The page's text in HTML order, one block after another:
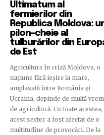
Ultimatum al
fermierilor din
Republica Moldova:
pilon-cheie al
tulburărilor din
de Est
Agricultura în criză Moldova, o
națiune fără ieșire la mare,
amplasată între România și
Ucraina, depinde de multă
de agricultură. Cu toate acestea,
acest sector a fost afectat de o
multitudine de provocări. De la